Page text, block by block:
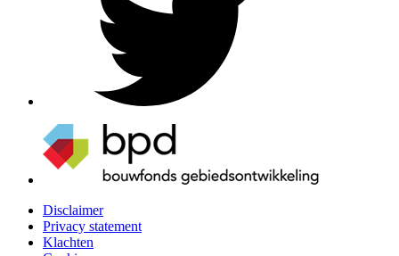
Disclaimer
Privacy statement
Klachten